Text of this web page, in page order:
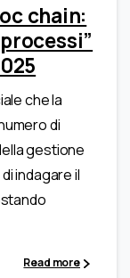
chain:
che la
di
gestione
indagare il
Read more